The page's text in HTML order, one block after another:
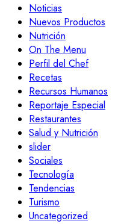
Noticias
Nuevos Productos
Nutrición
On The Menu
Perfil del Chef
Recetas
Recursos Humanos
Reportaje Especial
Restaurantes
Salud y Nutrición
slider
Sociales
Tecnología
Tendencias
Turismo
Uncategorized